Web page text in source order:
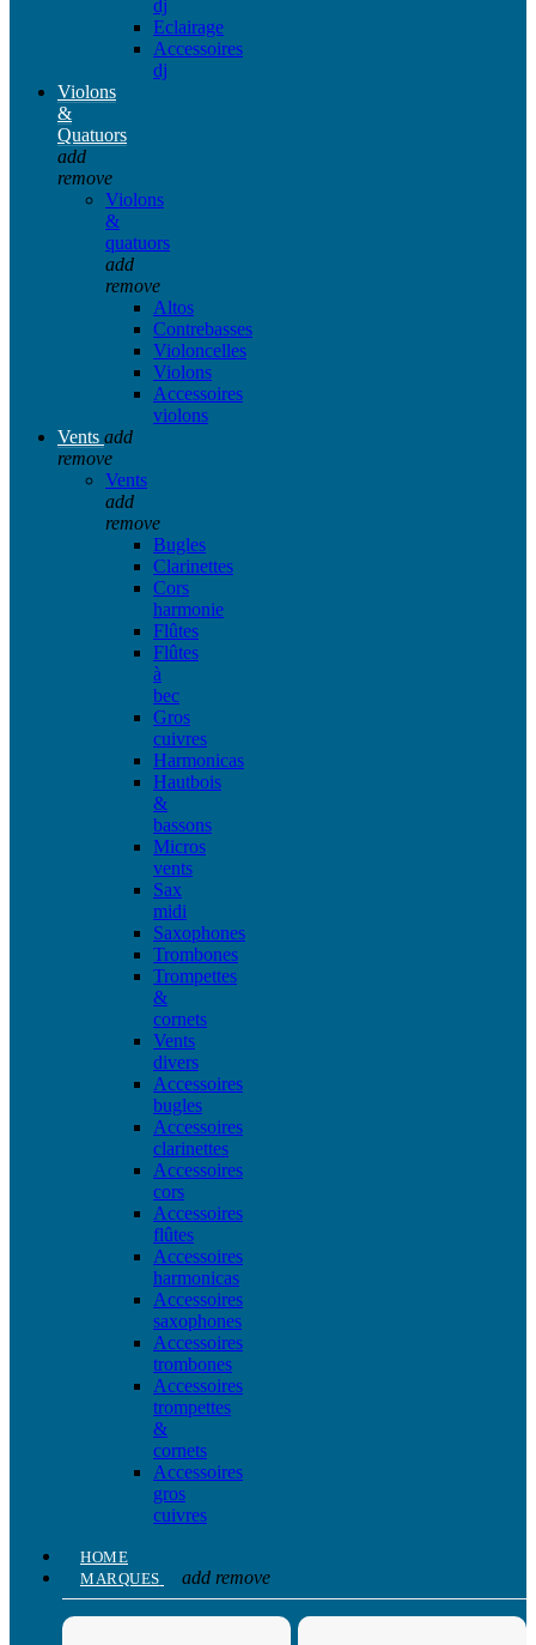
dj
Eclairage
Accessoires
dj
Violons
&
Quatuors
add
remove
Violons
&
quatuors
add
remove
Altos
Contrebasses
Violoncelles
Violons
Accessoires
violons
Vents add
remove
Vents
add
remove
Bugles
Clarinettes
Cors
harmonie
Flûtes
Flûtes
à
bec
Gros
cuivres
Harmonicas
Hautbois
&
bassons
Micros
vents
Sax
midi
Saxophones
Trombones
Trompettes
&
cornets
Vents
divers
Accessoires
bugles
Accessoires
clarinettes
Accessoires
cors
Accessoires
flûtes
Accessoires
harmonicas
Accessoires
saxophones
Accessoires
trombones
Accessoires
trompettes
&
cornets
Accessoires
gros
cuivres
HOME
MARQUES
add remove